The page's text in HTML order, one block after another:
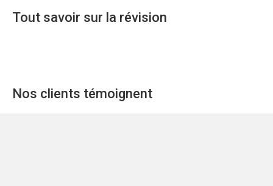
Tout savoir sur la révision
Nos clients témoignent